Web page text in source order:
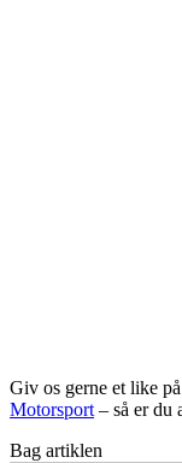
Giv os gerne et like på
Motorsport– så er du
Bag artiklen